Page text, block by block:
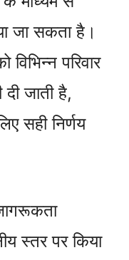
जा सकता है।
विभिन्न परिवार
दी जाती है,
सही निर्णय
स्तर पर किया